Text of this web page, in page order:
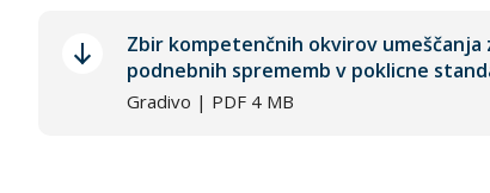
Zbir kompetenčnih okvirov
podnebnih sprememb v poklicne
Gradivo | PDF 4 MB